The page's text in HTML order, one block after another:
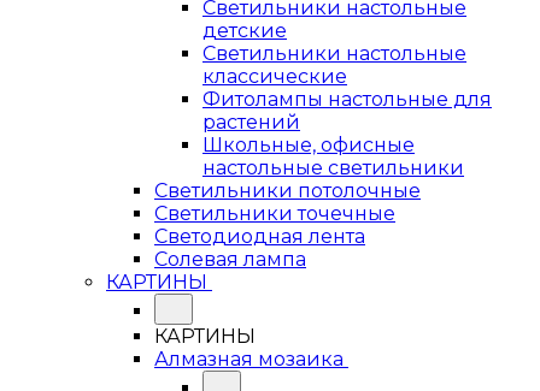
Светильники настольные
детские
Светильники настольные
классические
Фитолампы настольные для
растений
Школьные, офисные
настольные светильники
Светильники потолочные
Светильники точечные
Светодиодная лента
Солевая лампа
КАРТИНЫ
КАРТИНЫ
Алмазная мозаика